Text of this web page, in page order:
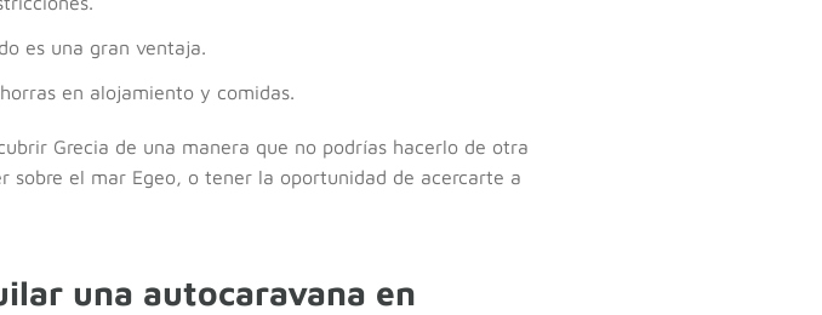
es una gran ventaja.
en alojamiento y comidas.
Grecia de una manera que no podrías hacerlo de otra
el mar Egeo, o tener la oportunidad de acercarte a
una autocaravana en